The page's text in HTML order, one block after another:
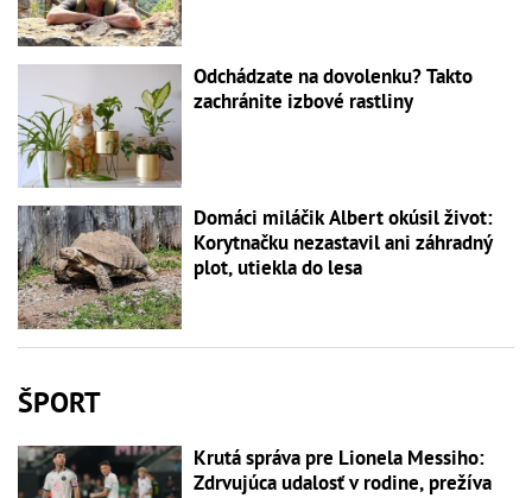
Odchádzate na dovolenku? Takto
zachránite izbové rastliny
Domáci miláčik Albert okúsil život:
Korytnačku nezastavil ani záhradný
plot, utiekla do lesa
ŠPORT
Krutá správa pre Lionela Messiho:
Zdrvujúca udalosť v rodine, prežíva